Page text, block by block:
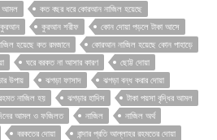
আমল
কত বছর ধরে কোরআন নাজিল হয়েছে
কুরআন কুরআন শরীফ
কোন দোয়া পড়লে টাকা আসে
হয়েছে কত রমজানে
কোরআন নাজিল হয়েছে কোন পাহাড়ে
ঘরে বরকত না আসার কারণ
ছোট্ট দোয়া
উপায় ঝগড়া ফাসাদ
ঝগড়া বন্ধ করার দোয়া
নাজিল হয় ঝগড়ার হাদিস
টাকা পয়সা বৃদ্ধির আমল
আমল ও ফজিলত নাজিল
নাজিল অর্থ
বরকতের দোয়া
বান্দার প্রতি আল্লাহর রহমতের দোয়া